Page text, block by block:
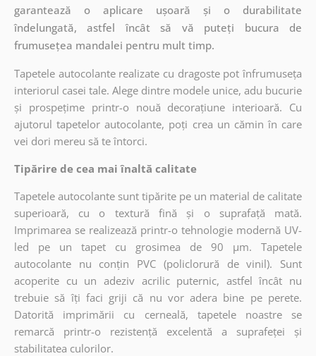
garantează o aplicare ușoară și o durabilitate
îndelungată, astfel încât să vă puteți bucura de
frumusețea mandalei pentru mult timp.
Tapetele autocolante realizate cu dragoste pot înfrumuseța
interiorul casei tale. Alege dintre modele unice, adu bucurie
și prospețime printr-o nouă decorațiune interioară. Cu
ajutorul tapetelor autocolante, poți crea un cămin în care
vei dori mereu să te întorci.
Tipărire de cea mai înaltă calitate
Tapetele autocolante sunt tipărite pe un material de calitate
superioară, cu o textură fină și o suprafață mată.
Imprimarea se realizează printr-o tehnologie modernă UV-
led pe un tapet cu grosimea de 90 µm. Tapetele
autocolante nu conțin PVC (policlorură de vinil). Sunt
acoperite cu un adeziv acrilic puternic, astfel încât nu
trebuie să îți faci griji că nu vor adera bine pe perete.
Datorită imprimării cu cerneală, tapetele noastre se
remarcă printr-o rezistență excelentă a suprafeței și
stabilitatea culorilor.